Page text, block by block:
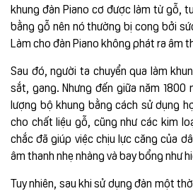
khung đàn Piano cơ được làm từ gỗ,
bằng gỗ nên nó thường bị cong bởi
Làm cho đàn Piano không phát ra âm
Sau đó, người ta chuyển qua làm
sắt, gang. Nhưng đến giữa năm
lượng bộ khung bằng cách sử dụng
cho chất liệu gỗ, cũng như các kim
chắc đã giúp việc chịu lực căng của
âm thanh nhẹ nhàng và bay bổng như
Tuy nhiên, sau khi sử dụng đàn một